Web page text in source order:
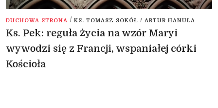
DUCHOWA STRONA / KS. TOMASZ SOKÓŁ / ARTUR HANULA
Ks. Pek: reguła życia na wzór Maryi
wywodzi się z Francji, wspaniałej córki
Kościoła